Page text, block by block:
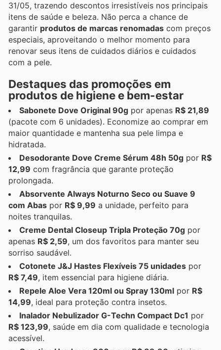
31/05, trazendo descontos irresistíveis nos principais
itens de saúde e beleza. Não perca a chance de
garantir produtos de marcas renomadas com preços
especiais, aproveitando o melhor momento para
renovar seus itens de cuidados diários e cuidados
com a pele.
Destaques das promoções em
produtos de higiene e bem-estar
Sabonete Dove Original 90g por apenas R$ 21,89
(pacote com 6 unidades). Economize ao comprar em
maior quantidade e mantenha sua pele limpa e
hidratada.
Desodorante Dove Creme Sérum 48h 50g por R$
12,99 com fragrância que garante proteção
prolongada.
Absorvente Always Noturno Seco ou Suave 9
com Abas por R$ 9,99 a unidade, perfeito para
noites tranquilas.
Creme Dental Closeup Tripla Proteção 70g por
apenas R$ 2,59, um dos favoritos para manter seu
sorriso saudável.
Cotonete J&J Hastes Flexíveis 75 unidades por
R$ 7,49, item essencial para higiene diária.
Repele Aloe Vera 120ml ou Spray 130ml por R$
14,99, ideal para proteção contra insetos.
Inalador Nebulizador G-Techn Compact Dc1 por
R$ 123,99, saúde em dia com qualidade e tecnologia
acessível.